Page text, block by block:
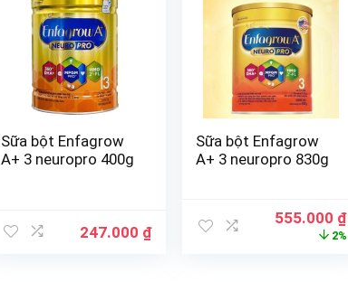
Sữa bột Enfagrow
A+ 3 neuropro 400g
247.000 ₫
Sữa bột Enfagrow
A+ 3 neuropro 830g
555.000 ₫
2%